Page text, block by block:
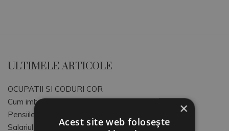
ULTIMELE ARTICOLE
OCUPATII SI CODURI COR
Cum imbunatatim atmosfera de lucru
Pensiile speciale MApN+MAI+SRI
Salariul Minim Brut pe tara
×
Acest site web folosește